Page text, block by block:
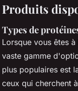
Produits
Types de
Lorsque vous êtes
vaste gamme
plus populaires est
ceux qui cherchent